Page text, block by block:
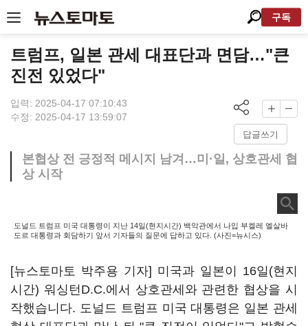
구독
트럼프, 일본 관세 대표단과 면담…"큰
진전 있었다"
입력: 2025-04-17 07:10:43
수정: 2025-04-17 13:59:07
답글쓰기
본협상 전 긍정적 메시지 남겨…미·일, 상호관세 협
상 시작
도널드 트럼프 미국 대통령이 지난 14일(현지시간) 백악관에서 나입 부켈레 엘살바
도르 대통령과 회담하기 앞서 기자들의 질문에 답하고 있다. (사진=뉴시스)
[뉴스토마토 박주용 기자] 미국과 일본이 16일(현지
시간) 워싱턴D.C.에서 상호관세와 관련한 협상을 시
작했습니다. 도널드 트럼프 미국 대통령은 일본 관세